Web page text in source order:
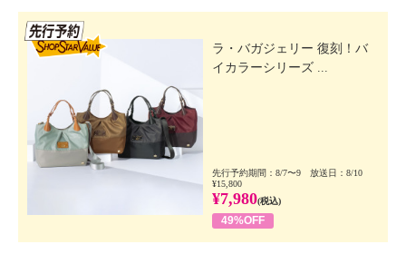
ラ・バガジェリー 復刻！バ
イカラーシリーズ ...
先行予約期間：8/7〜9 放送日：8/10
¥15,800
¥7,980(税込)
49%OFF